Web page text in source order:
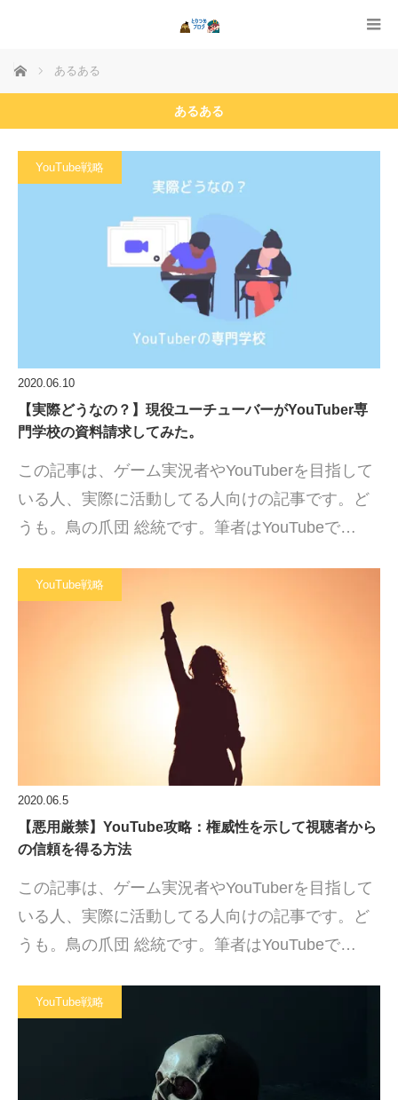
ホーム あるある
あるある
YouTube戦略
2020.06.10
【実際どうなの？】現役ユーチューバーがYouTuber専
門学校の資料請求してみた。
この記事は、ゲーム実況者やYouTuberを目指して
いる人、実際に活動してる人向けの記事です。ど
うも。鳥の爪団 総統です。筆者はYouTubeで…
YouTube戦略
2020.06.5
【悪用厳禁】YouTube攻略：権威性を示して視聴者から
の信頼を得る方法
この記事は、ゲーム実況者やYouTuberを目指して
いる人、実際に活動してる人向けの記事です。ど
うも。鳥の爪団 総統です。筆者はYouTubeで…
YouTube戦略